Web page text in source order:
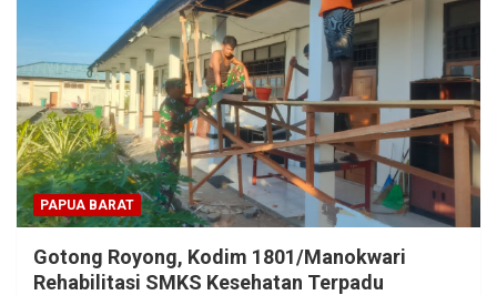
PAPUA BARAT
Gotong Royong, Kodim 1801/Manokwari
Rehabilitasi SMKS Kesehatan Terpadu